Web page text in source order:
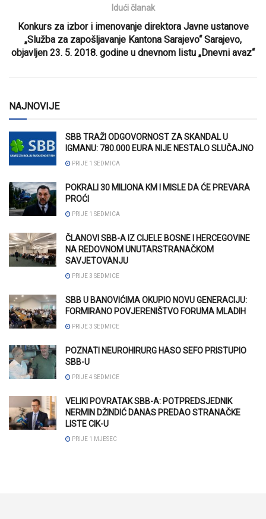
Idući članak
Konkurs za izbor i imenovanje direktora Javne ustanove
„Služba za zapošljavanje Kantona Sarajevo“ Sarajevo,
objavljen 23. 5. 2018. godine u dnevnom listu „Dnevni avaz“
NAJNOVIJE
SBB TRAŽI ODGOVORNOST ZA SKANDAL U
IGMANU: 780.000 EURA NIJE NESTALO SLUČAJNO
PRIJE 1 SEDMICA
POKRALI 30 MILIONA KM I MISLE DA ĆE PREVARA
PROĆI
PRIJE 1 SEDMICA
ČLANOVI SBB-A IZ CIJELE BOSNE I HERCEGOVINE
NA REDOVNOM UNUTARSTRANAČKOM
SAVJETOVANJU
PRIJE 3 SEDMICE
SBB U BANOVIĆIMA OKUPIO NOVU GENERACIJU:
FORMIRANO POVJERENIŠTVO FORUMA MLADIH
PRIJE 3 SEDMICE
POZNATI NEUROHIRURG HASO SEFO PRISTUPIO
SBB-U
PRIJE 4 SEDMICE
VELIKI POVRATAK SBB-A: POTPREDSJEDNIK
NERMIN DŽINDIĆ DANAS PREDAO STRANAČKE
LISTE CIK-U
PRIJE 1 MJESEC